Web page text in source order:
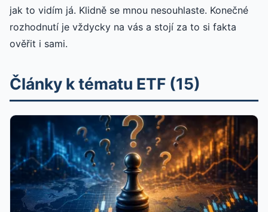
jak to vidím já. Klidně se mnou nesouhlaste. Konečné
rozhodnutí je vždycky na vás a stojí za to si fakta
ověřit i sami.
Články k tématu ETF (15)